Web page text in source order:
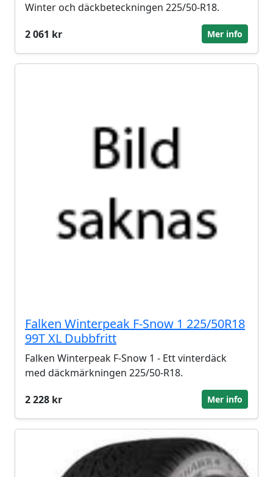
Winter och däckbeteckningen 225/50-R18.
2 061 kr
Mer info
Falken Winterpeak F-Snow 1 225/50R18
99T XL Dubbfritt
Falken Winterpeak F-Snow 1 - Ett vinterdäck
med däckmärkningen 225/50-R18.
2 228 kr
Mer info